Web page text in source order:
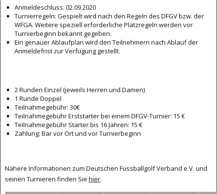
Anmeldeschluss: 02.09.2020
Turnierregeln: Gespielt wird nach den Regeln des DFGV bzw. der
WFGA. Weitere speziell erforderliche Platzregeln werden vor
Turnierbeginn bekannt gegeben.
Ein genauer Ablaufplan wird den Teilnehmern nach Ablauf der
Anmeldefrist zur Verfügung gestellt.
2 Runden Einzel (jeweils Herren und Damen)
1 Runde Doppel
Teilnahmegebühr: 30€
Teilnahmegebühr Erststarter bei einem DFGV-Turnier: 15 €
Teilnahmegebühr Starter bis 16 Jahren: 15 €
Zahlung: Bar vor Ort und vor Turnierbeginn
Nähere Informationen zum Deutschen Fussballgolf Verband e.V. und
seinen Turnieren finden Sie hier.